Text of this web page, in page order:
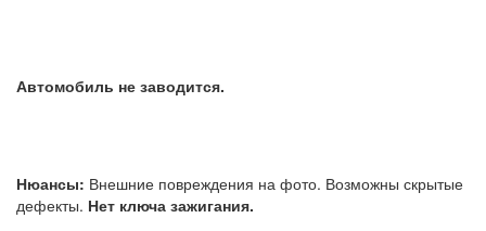
Автомобиль не заводится.
Нюансы: Внешние повреждения на фото. Возможны скрытые
дефекты. Нет ключа зажигания.